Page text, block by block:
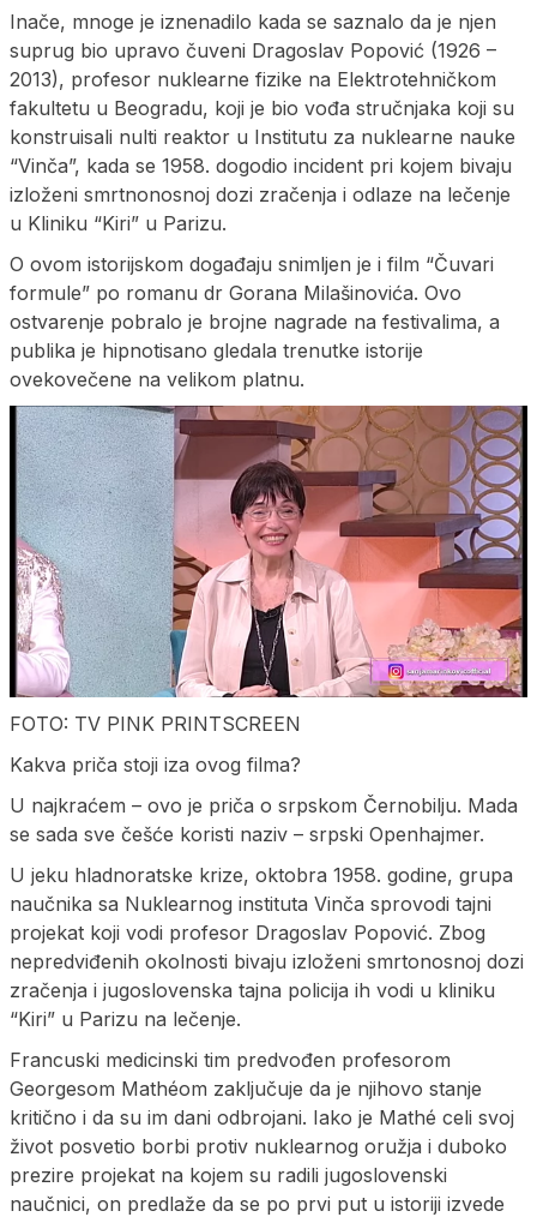
Inače, mnoge je iznenadilo kada se saznalo da je njen
suprug bio upravo čuveni Dragoslav Popović (1926 –
2013), profesor nuklearne fizike na Elektrotehničkom
fakultetu u Beogradu, koji je bio vođa stručnjaka koji su
konstruisali nulti reaktor u Institutu za nuklearne nauke
“Vinča”, kada se 1958. dogodio incident pri kojem bivaju
izloženi smrtnonosnoj dozi zračenja i odlaze na lečenje
u Kliniku “Kiri” u Parizu.
O ovom istorijskom događaju snimljen je i film “Čuvari
formule” po romanu dr Gorana Milašinovića. Ovo
ostvarenje pobralo je brojne nagrade na festivalima, a
publika je hipnotisano gledala trenutke istorije
ovekovečene na velikom platnu.
FOTO: TV PINK PRINTSCREEN
Kakva priča stoji iza ovog filma?
U najkraćem – ovo je priča o srpskom Černobilju. Mada
se sada sve češće koristi naziv – srpski Openhajmer.
U jeku hladnoratske krize, oktobra 1958. godine, grupa
naučnika sa Nuklearnog instituta Vinča sprovodi tajni
projekat koji vodi profesor Dragoslav Popović. Zbog
nepredviđenih okolnosti bivaju izloženi smrtonosnoj dozi
zračenja i jugoslovenska tajna policija ih vodi u kliniku
“Kiri” u Parizu na lečenje.
Francuski medicinski tim predvođen profesorom
Georgesom Mathéom zaključuje da je njihovo stanje
kritično i da su im dani odbrojani. Iako je Mathé celi svoj
život posvetio borbi protiv nuklearnog oružja i duboko
prezire projekat na kojem su radili jugoslovenski
naučnici, on predlaže da se po prvi put u istoriji izvede